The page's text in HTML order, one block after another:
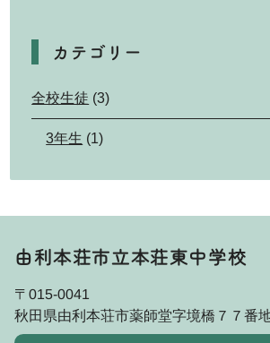
カテゴリー
全校生徒 (3)
3年生 (1)
由利本荘市立本荘東中学校
〒015-0041
秋田県由利本荘市薬師堂字境橋７７番